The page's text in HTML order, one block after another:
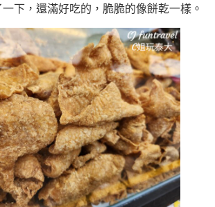
下，還滿好吃的，脆脆的像餅乾一樣。